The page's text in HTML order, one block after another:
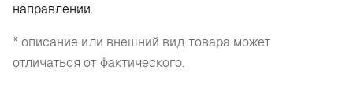
направлении.
* описание или внешний вид товара может
отличаться от фактического.